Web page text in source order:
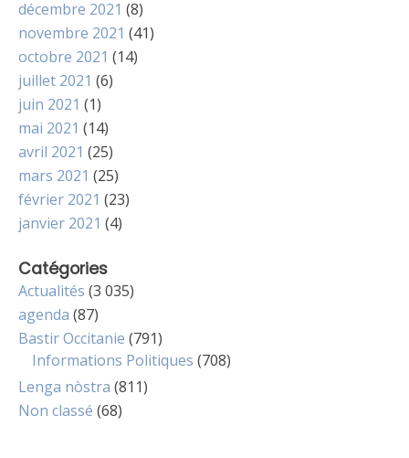
décembre 2021 (8)
novembre 2021 (41)
octobre 2021 (14)
juillet 2021 (6)
juin 2021 (1)
mai 2021 (14)
avril 2021 (25)
mars 2021 (25)
février 2021 (23)
janvier 2021 (4)
Catégories
Actualités (3 035)
agenda (87)
Bastir Occitanie (791)
Informations Politiques (708)
Lenga nòstra (811)
Non classé (68)